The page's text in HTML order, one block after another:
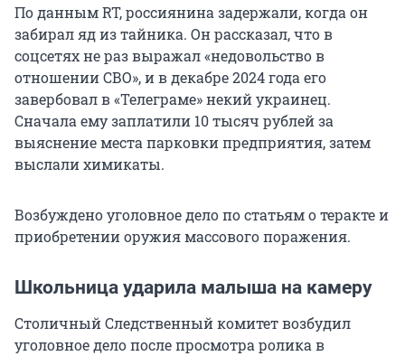
По данным RT, россиянина задержали, когда он
забирал яд из тайника. Он рассказал, что в
соцсетях не раз выражал «недовольство в
отношении СВО», и в декабре 2024 года его
завербовал в «Телеграме» некий украинец.
Сначала ему заплатили 10 тысяч рублей за
выяснение места парковки предприятия, затем
выслали химикаты.
Возбуждено уголовное дело по статьям о теракте и
приобретении оружия массового поражения.
Школьница ударила малыша на камеру
Столичный Следственный комитет возбудил
уголовное дело после просмотра ролика в